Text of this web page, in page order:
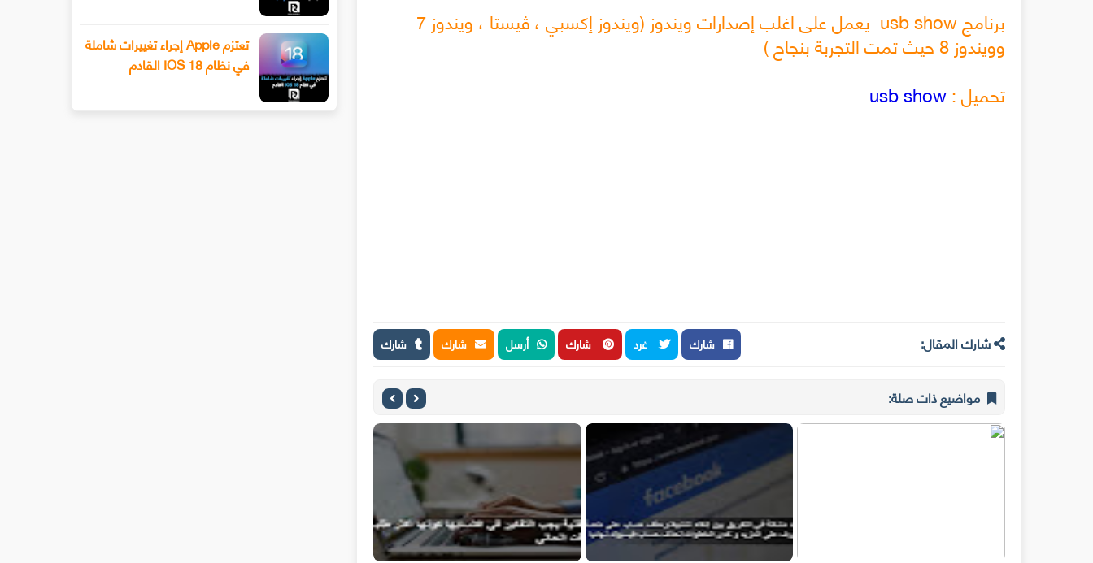
برنامج usb show يعمل على اغلب إصدارات ويندوز (ويندوز إكسبي ، ڤيستا ، ويندوز 7
وويندوز 8 حيث تمت التجربة بنجاح )
تحميل :usb show
شارك المقال: شارك غرد شارك أرسل شارك شارك
مواضيع ذات صلة:
تعتزم Apple إجراء تغييرات شاملة
في نظام IOS 18 القادم